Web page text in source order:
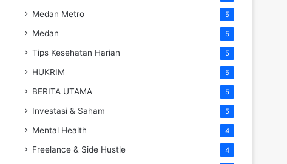
Medan Metro 5
Medan 5
Tips Kesehatan Harian 5
HUKRIM 5
BERITA UTAMA 5
Investasi & Saham 5
Mental Health 4
Freelance & Side Hustle 4